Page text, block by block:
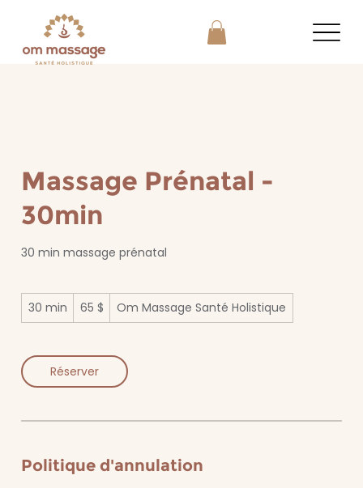
Massage Prénatal -
30min
30 min massage prénatal
30 min
0
i
n
canadiens
65 $ Om Massage Santé Holistique
Réserver
Politique d'annulation